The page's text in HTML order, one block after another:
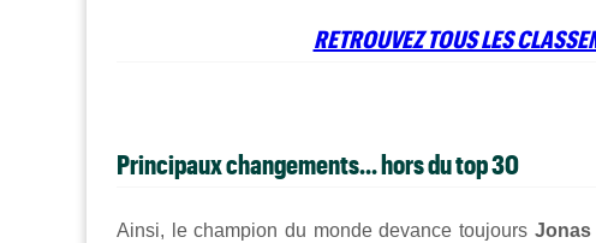
RETROUVEZ TOUS LES
Principaux changements... hors du top 30
Ainsi, le champion du monde devance toujours Jonas